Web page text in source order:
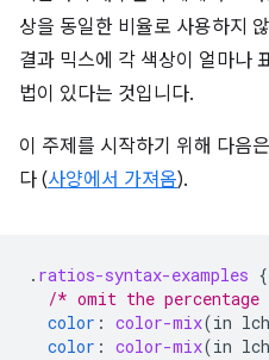
상을 동일한 비율로 사용하지
결과 믹스에 각 색상이 얼마나
법이 있다는 것입니다.
이 주제를 시작하기 위해 다음
다 (사양에서 가져옴).
. ratios-syntax-examples {
/* omit the
color : color-mix(in lch
color : color-mix(in lch